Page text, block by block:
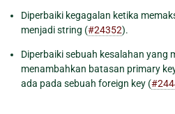
Diperbaiki kegagalan ketika
menjadi string (#24352).
Diperbaiki sebuah kesalahan yang
menambahkan batasan primary
ada pada sebuah foreign key (